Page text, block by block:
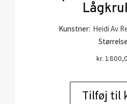
Kunstner: Heidi Av
kr.
Tilføj til